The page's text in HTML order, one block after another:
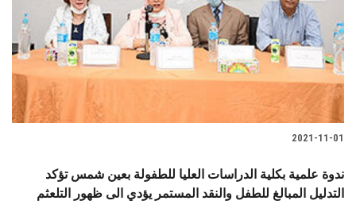
2021-11-01
ندوة علمية بكلية الدراسات العليا للطفولة بعين شمس تؤكد
التدليل المبالغ للطفل والنقد المستمر يؤدي الى ظهور التلعثم